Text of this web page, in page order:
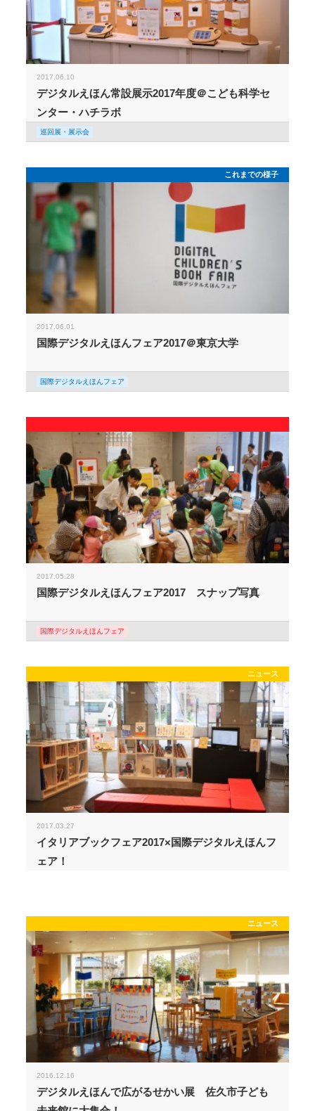
2017.06.10
デジタルえほん常設展示2017年度＠こども科学セ
ンター・ハチラボ
巡回展・展示会
これまでの様子
2017.06.01
国際デジタルえほんフェア2017＠東京大学
国際デジタルえほんフェア
2017.05.28
国際デジタルえほんフェア2017 スナップ写真
国際デジタルえほんフェア
ニュース
2017.03.27
イタリアブックフェア2017×国際デジタルえほんフ
ェア！
ニュース
2016.12.16
デジタルえほんで広がるせかい展 佐久市子ども